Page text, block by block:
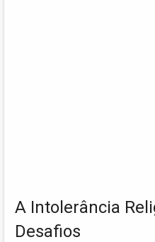
A Intolerância
Desafios